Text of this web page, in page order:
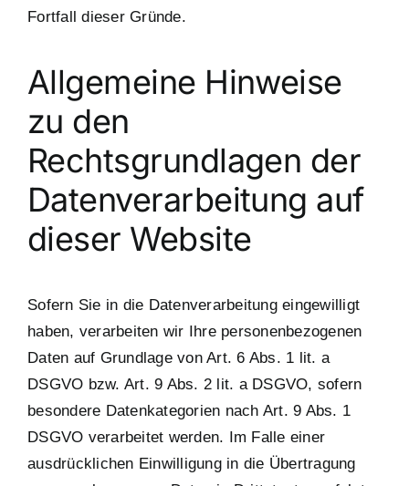
Fortfall dieser Gründe.
Allgemeine Hinweise
zu den
Rechtsgrundlagen der
Datenverarbeitung auf
dieser Website
Sofern Sie in die Datenverarbeitung eingewilligt
haben, verarbeiten wir Ihre personenbezogenen
Daten auf Grundlage von Art. 6 Abs. 1 lit. a
DSGVO bzw. Art. 9 Abs. 2 lit. a DSGVO, sofern
besondere Datenkategorien nach Art. 9 Abs. 1
DSGVO verarbeitet werden. Im Falle einer
ausdrücklichen Einwilligung in die Übertragung